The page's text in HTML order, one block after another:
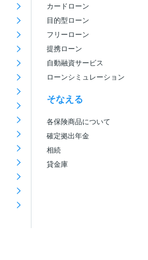
カードローン
目的型ローン
フリーローン
提携ローン
自動融資サービス
ローンシミュレーション
そなえる
各保険商品について
確定拠出年金
相続
貸金庫